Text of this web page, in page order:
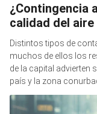
¿Contingencia
calidad del
Distintos tipos de
muchos de ellos los
de la capital advierten
país y la zona